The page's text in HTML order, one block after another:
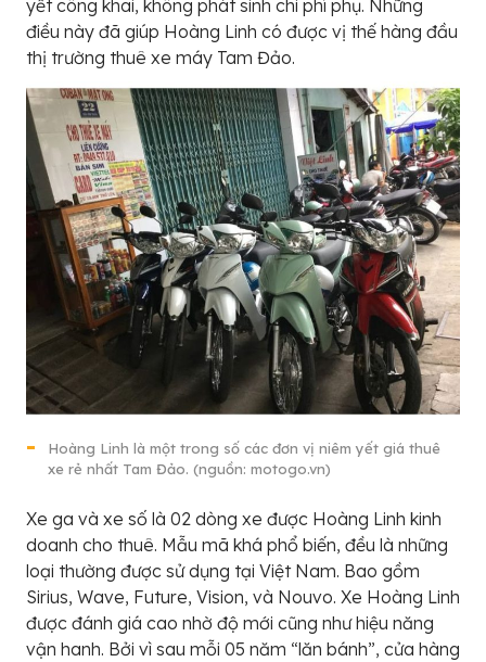
yết công khai, không phát sinh chi phí phụ. Những
điều này đã giúp Hoàng Linh có được vị thế hàng đầu
thị trường thuê xe máy Tam Đảo.
Hoàng Linh là một trong số các đơn vị niêm yết giá thuê
xe rẻ nhất Tam Đảo. (nguồn: motogo.vn)
Xe ga và xe số là 02 dòng xe được Hoàng Linh kinh
doanh cho thuê. Mẫu mã khá phổ biến, đều là những
loại thường được sử dụng tại Việt Nam. Bao gồm
Sirius, Wave, Future, Vision, và Nouvo. Xe Hoàng Linh
được đánh giá cao nhờ độ mới cũng như hiệu năng
vận hanh. Bởi vì sau mỗi 05 năm “lăn bánh”, cửa hàng